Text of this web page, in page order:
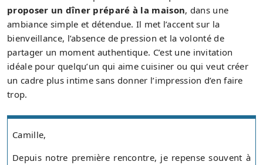
proposer un dîner préparé à la maison, dans une
ambiance simple et détendue. Il met l’accent sur la
bienveillance, l’absence de pression et la volonté de
partager un moment authentique. C’est une invitation
idéale pour quelqu’un qui aime cuisiner ou qui veut créer
un cadre plus intime sans donner l’impression d’en faire
trop.
Camille,
Depuis notre première rencontre, je repense souvent à